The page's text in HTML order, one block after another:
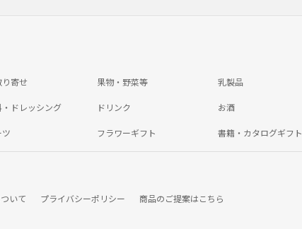
り寄せ 果物・野菜等 乳製品
ドレッシング ドリンク お酒
ツ フラワーギフト 書籍・カタログギフト
いて プライバシーポリシー 商品のご提案はこちら